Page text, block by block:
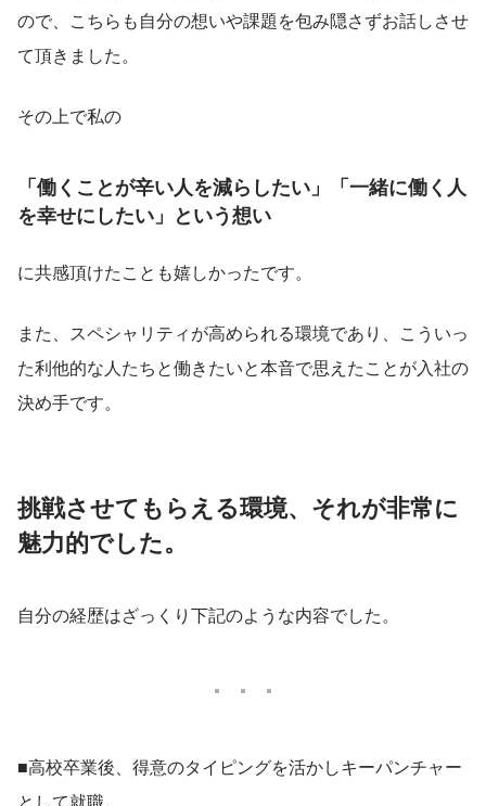
ので、こちらも自分の想いや課題を包み隠さずお話しさせ
て頂きました。
その上で私の
「働くことが辛い人を減らしたい」「一緒に働く人
を幸せにしたい」という想い
に共感頂けたことも嬉しかったです。
また、スペシャリティが高められる環境であり、こういっ
た利他的な人たちと働きたいと本音で思えたことが入社の
決め手です。
挑戦させてもらえる環境、それが非常に
魅力的でした。
自分の経歴はざっくり下記のような内容でした。
■高校卒業後、得意のタイピングを活かしキーパンチャー